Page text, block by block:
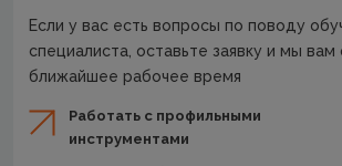
Если у вас есть вопросы по поводу
специалиста, оставьте заявку и мы вам
ближайшее рабочее время
Работать с профильными
инструментами